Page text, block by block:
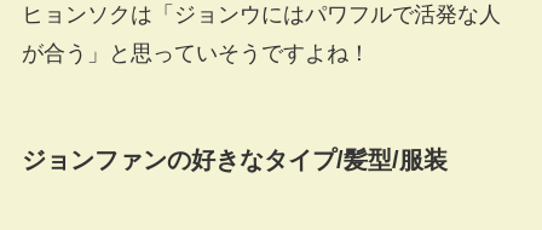
ヒョンソクは「ジョンウにはパワフルで活発な人
が合う」と思っていそうですよね！
ジョンファンの好きなタイプ/髪型/服装